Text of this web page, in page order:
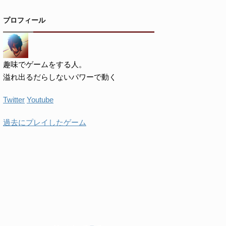
プロフィール
趣味でゲームをする人。
溢れ出るだらしないパワーで動く
Twitter Youtube
過去にプレイしたゲーム